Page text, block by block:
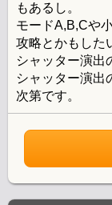
もあるし。
モードA,B,Cや
攻略とかもした
シャッター演出
シャッター演出
次第です。